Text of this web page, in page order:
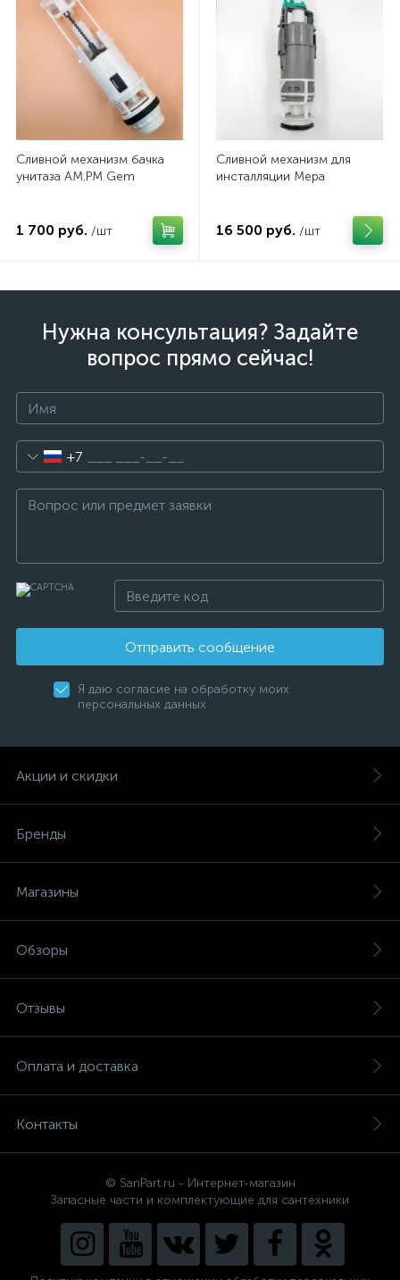
Сливной механизм бачка
унитаза AM.PM Gem
1 700 руб. /шт
Сливной механизм для
инсталляции Mepa
16 500 руб. /шт
Нужна консультация? Задайте
вопрос прямо сейчас!
+7
Отправить сообщение
Я даю согласие на обработку моих
персональных данных
Акции и скидки
Бренды
Магазины
Обзоры
Отзывы
Оплата и доставка
Контакты
© SanPart.ru - Интернет-магазин
Запасные части и комплектующие для сантехники